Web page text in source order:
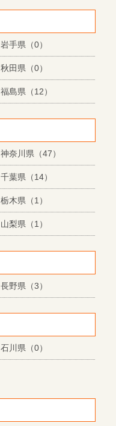
岩手県（0）
秋田県（0）
福島県（12）
神奈川県（47）
千葉県（14）
栃木県（1）
山梨県（1）
長野県（3）
石川県（0）